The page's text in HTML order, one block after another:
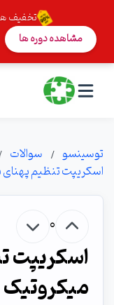
تخفیف
مشاهده دوره ها
توسینسو سوالات
اسکریپت تنظیم پهنای
0
اسکریپت
میکروتیک